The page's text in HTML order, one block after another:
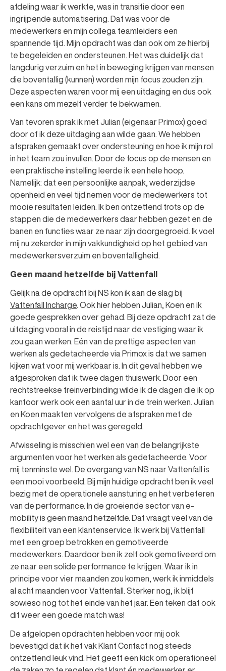
afdeling waar ik werkte, was in transitie door een
ingrijpende automatisering. Dat was voor de
medewerkers en mijn collega teamleiders een
spannende tijd. Mijn opdracht was dan ook om ze hierbij
te begeleiden en ondersteunen. Het was duidelijk dat
langdurig verzuim en het in beweging krijgen van mensen
die boventallig (kunnen) worden mijn focus zouden zijn.
Deze aspecten waren voor mij een uitdaging en dus ook
een kans om mezelf verder te bekwamen.
Van tevoren sprak ik met Julian (eigenaar Primox) goed
door of ik deze uitdaging aan wilde gaan. We hebben
afspraken gemaakt over ondersteuning en hoe ik mijn rol
in het team zou invullen. Door de focus op de mensen en
een praktische instelling leerde ik een hele hoop.
Namelijk: dat een persoonlijke aanpak, wederzijdse
openheid en veel tijd nemen voor de medewerkers tot
mooie resultaten leiden. Ik ben ontzettend trots op de
stappen die de medewerkers daar hebben gezet en de
banen en functies waar ze naar zijn doorgegroeid. Ik voel
mij nu zekerder in mijn vakkundigheid op het gebied van
medewerkersverzuim en boventalligheid.
Geen maand hetzelfde bij Vattenfall
Gelijk na de opdracht bij NS kon ik aan de slag bij
Vattenfall Incharge . Ook hier hebben Julian, Koen en ik
goede gesprekken over gehad. Bij deze opdracht zat de
uitdaging vooral in de reistijd naar de vestiging waar ik
zou gaan werken. Eén van de prettige aspecten van
werken als gedetacheerde via Primox is dat we samen
kijken wat voor mij werkbaar is. In dit geval hebben we
afgesproken dat ik twee dagen thuiswerk. Door een
rechtstreekse treinverbinding wilde ik de dagen die ik op
kantoor werk ook een aantal uur in de trein werken. Julian
en Koen maakten vervolgens de afspraken met de
opdrachtgever en het was geregeld.
Afwisseling is misschien wel een van de belangrijkste
argumenten voor het werken als gedetacheerde. Voor
mij tenminste wel. De overgang van NS naar Vattenfall is
een mooi voorbeeld. Bij mijn huidige opdracht ben ik veel
bezig met de operationele aansturing en het verbeteren
van de performance. In de groeiende sector van e-
mobility is geen maand hetzelfde. Dat vraagt veel van de
flexibiliteit van een klantenservice. Ik werk bij Vattenfall
met een groep betrokken en gemotiveerde
medewerkers. Daardoor ben ik zelf ook gemotiveerd om
ze naar een solide performance te krijgen. Waar ik in
principe voor vier maanden zou komen, werk ik inmiddels
al acht maanden voor Vattenfall. Sterker nog, ik blijf
sowieso nog tot het einde van het jaar. Een teken dat ook
dit weer een goede match was!
De afgelopen opdrachten hebben voor mij ook
bevestigd dat ik het vak Klant Contact nog steeds
ontzettend leuk vind. Het geeft een kick om operationeel